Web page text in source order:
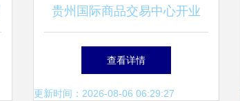
贵州国际商品交易中心开业
大数据驱动行业转型的新起点
查看详情
更新时间：2026-08-06 06:29:27